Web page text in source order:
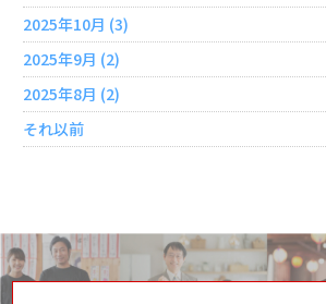
2025年10月 (3)
2025年9月 (2)
2025年8月 (2)
それ以前